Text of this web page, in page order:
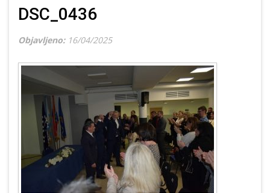
DSC_0436
Objavljeno: 16/04/2025